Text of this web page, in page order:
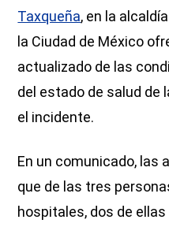
Taxqueña, en la alcaldía
la Ciudad de México
actualizado de las
del estado de salud de
el incidente.
En un comunicado, las
que de las tres
hospitales, dos de